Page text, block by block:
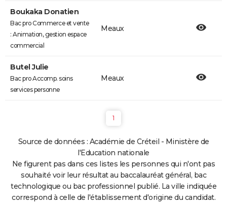
Boukaka Donatien
Bac pro Commerce et vente
: Animation, gestion espace
commercial
Meaux
Butel Julie
Bac pro Accomp. soins
services personne
Meaux
1
Source de données : Académie de Créteil - Ministère de
l'Education nationale
Ne figurent pas dans ces listes les personnes qui n'ont pas
souhaité voir leur résultat au baccalauréat général, bac
technologique ou bac professionnel publié. La ville indiquée
correspond à celle de l'établissement d'origine du candidat.